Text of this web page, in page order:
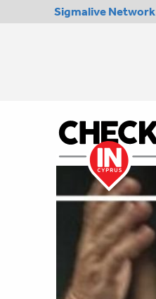
Sigmalive Network